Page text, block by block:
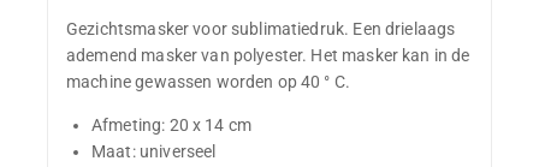
Gezichtsmasker voor sublimatiedruk. Een drielaags
ademend masker van polyester. Het masker kan in de
machine gewassen worden op 40 ° C.
Afmeting: 20 x 14 cm
Maat: universeel